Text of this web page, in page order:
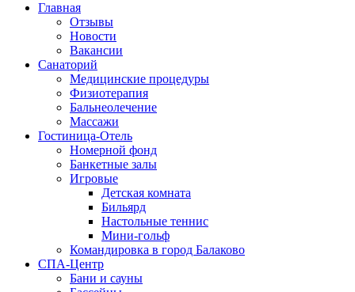
Главная
Отзывы
Новости
Вакансии
Санаторий
Медицинские процедуры
Физиотерапия
Бальнеолечение
Массажи
Гостиница-Отель
Номерной фонд
Банкетные залы
Игровые
Детская комната
Бильярд
Настольные теннис
Мини-гольф
Командировка в город Балаково
СПА-Центр
Бани и сауны